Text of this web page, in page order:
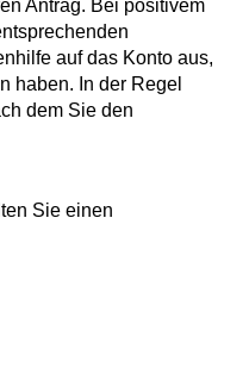
Antrag. Bei positivem
auf das Konto aus,
haben. In der Regel
dem Sie den
Sie einen